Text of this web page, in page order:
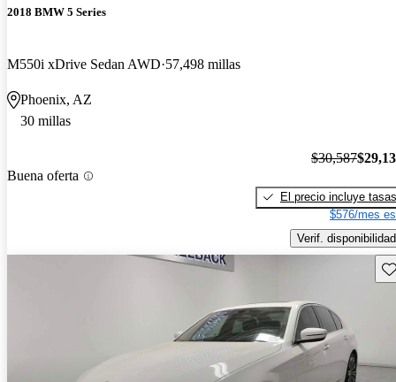
2018 BMW 5 Series
M550i xDrive Sedan AWD 57,498 millas
Phoenix, AZ
30 millas
Buena oferta
$30,587
El precio incluye tasas
$576/mes
Verif. disponibilidad